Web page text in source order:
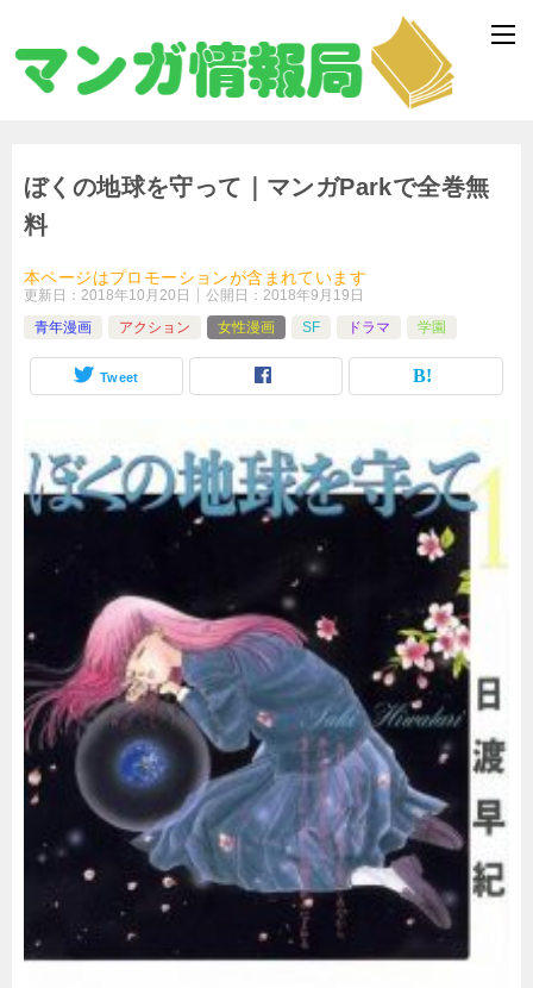
ぼくの地球を守って｜マンガParkで全巻無
料
本ページはプロモーションが含まれています
更新日： 2018年10月20日 公開日： 2018年9月19日
青年漫画
アクション 女性漫画 SF ドラマ 学園
Tweet